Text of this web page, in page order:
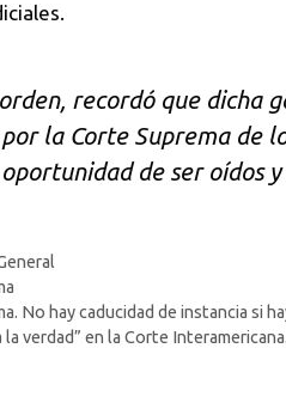
recordó que dicha
la Corte Suprema de
de ser oídos
No hay caducidad de instancia si
la verdad” en la Corte Interamericana.